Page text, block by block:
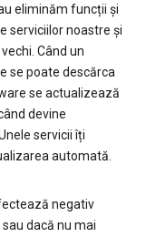
eliminăm funcții și
serviciilor noastre și
Când un
se poate descărca
se actualizează
devine
servicii îți
automată.
negativ
dacă nu mai